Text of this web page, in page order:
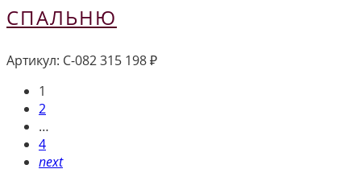
СПАЛЬНЮ
Артикул: С-082315 198₽
1
2
…
4
next